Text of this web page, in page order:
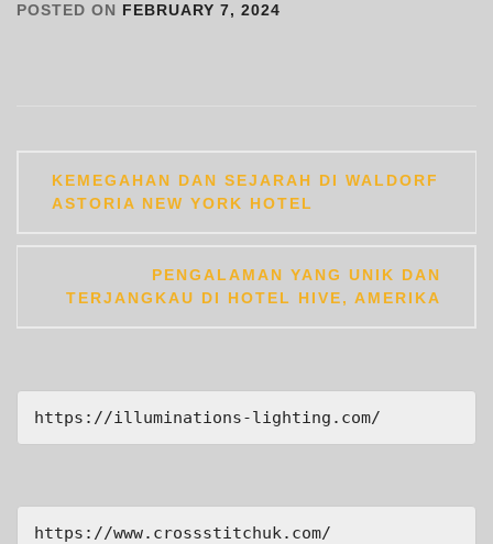
POSTED ON FEBRUARY 7, 2024
navigation
KEMEGAHAN DAN SEJARAH DI WALDORF
ASTORIA NEW YORK HOTEL
PENGALAMAN YANG UNIK DAN
TERJANGKAU DI HOTEL HIVE, AMERIKA
https://illuminations-lighting.com/
https://www.crossstitchuk.com/